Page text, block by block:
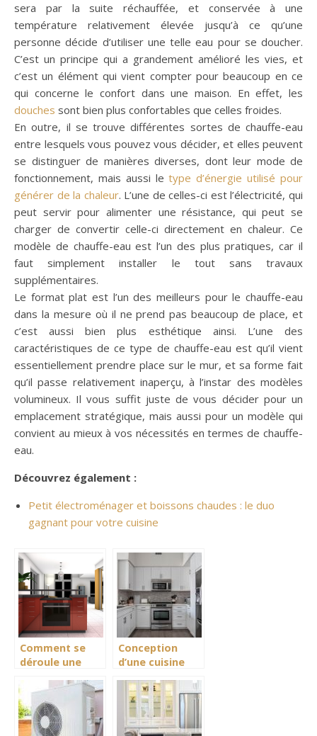
sera par la suite réchauffée, et conservée à une
température relativement élevée jusqu’à ce qu’une
personne décide d’utiliser une telle eau pour se doucher.
C’est un principe qui a grandement amélioré les vies, et
c’est un élément qui vient compter pour beaucoup en ce
qui concerne le confort dans une maison. En effet, les
douches sont bien plus confortables que celles froides.
En outre, il se trouve différentes sortes de chauffe-eau
entre lesquels vous pouvez vous décider, et elles peuvent
se distinguer de manières diverses, dont leur mode de
fonctionnement, mais aussi letype d’énergie utilisé pour
générer de la chaleur. L’une de celles-ci est l’électricité, qui
peut servir pour alimenter une résistance, qui peut se
charger de convertir celle-ci directement en chaleur. Ce
modèle de chauffe-eau est l’un des plus pratiques, car il
faut simplement installer le tout sans travaux
supplémentaires.
Le format plat est l’un des meilleurs pour le chauffe-eau
dans la mesure où il ne prend pas beaucoup de place, et
c’est aussi bien plus esthétique ainsi. L’une des
caractéristiques de ce type de chauffe-eau est qu’il vient
essentiellement prendre place sur le mur, et sa forme fait
qu’il passe relativement inaperçu, à l’instar des modèles
volumineux. Il vous suffit juste de vous décider pour un
emplacement stratégique, mais aussi pour un modèle qui
convient au mieux à vos nécessités en termes de chauffe-
eau.
Découvrez également :
Petit électroménager et boissons chaudes : le duo
gagnant pour votre cuisine
Comment se
déroule une
électroménager
?
Conception
d’une cuisine
Qu’est que le
triangle
d’activité ?